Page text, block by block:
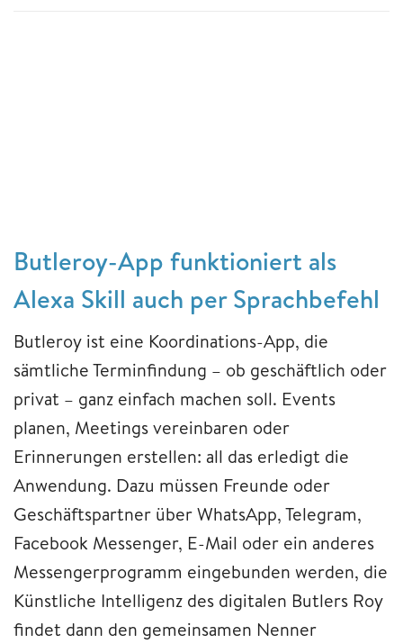
Butleroy-App funktioniert als
Alexa Skill auch per Sprachbefehl
Butleroy ist eine Koordinations-App, die
sämtliche Terminfindung – ob geschäftlich oder
privat – ganz einfach machen soll. Events
planen, Meetings vereinbaren oder
Erinnerungen erstellen: all das erledigt die
Anwendung. Dazu müssen Freunde oder
Geschäftspartner über WhatsApp, Telegram,
Facebook Messenger, E-Mail oder ein anderes
Messengerprogramm eingebunden werden, die
Künstliche Intelligenz des digitalen Butlers Roy
findet dann den gemeinsamen Nenner